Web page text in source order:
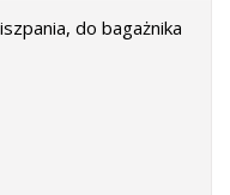
do bagażnika